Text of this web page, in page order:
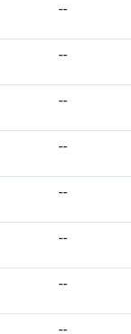
--
--
--
--
--
--
--
--